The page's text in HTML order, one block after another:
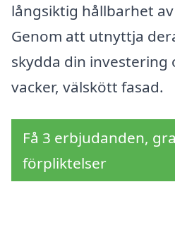
långsiktig hållbarhet
Genom att utnyttja
skydda din investering
vacker, välskött fasad.
Få 3 erbjudanden,
förpliktelser